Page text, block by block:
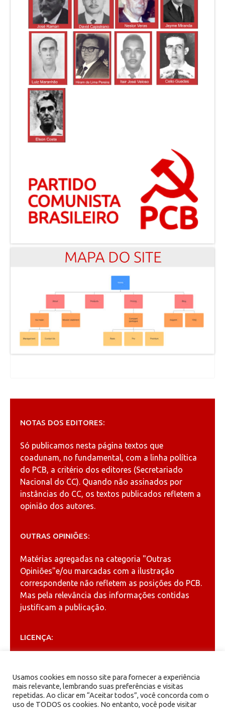
NOTAS DOS EDITORES:
Só publicamos nesta página textos que
coadunam, no fundamental, com a linha política
do PCB, a critério dos editores (Secretariado
Nacional do CC). Quando não assinados por
instâncias do CC, os textos publicados refletem a
opinião dos autores.
OUTRAS OPINIÕES:
Matérias agregadas na categoria "Outras
Opiniões"e/ou marcadas com a ilustração
correspondente não refletem as posições do PCB.
Mas pela relevância das informações contidas
justificam a publicação.
LICENÇA:
Creative Commons
ARQUIVOS
Usamos cookies em nosso site para fornecer a experiência
mais relevante, lembrando suas preferências e visitas
repetidas. Ao clicar em “Aceitar todos”, você concorda com o
uso de TODOS os cookies. No entanto, você pode visitar